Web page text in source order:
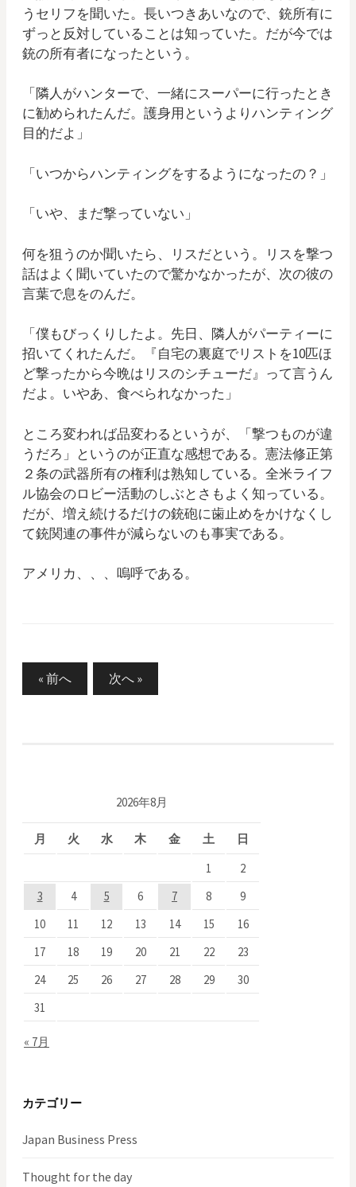
うセリフを聞いた。長いつきあいなので、銃所有に
ずっと反対していることは知っていた。だが今では
銃の所有者になったという。
「隣人がハンターで、一緒にスーパーに行ったとき
に勧められたんだ。護身用というよりハンティング
目的だよ」
「いつからハンティングをするようになったの？」
「いや、まだ撃っていない」
何を狙うのか聞いたら、リスだという。リスを撃つ
話はよく聞いていたので驚かなかったが、次の彼の
言葉で息をのんだ。
「僕もびっくりしたよ。先日、隣人がパーティーに
招いてくれたんだ。『自宅の裏庭でリストを10匹ほ
ど撃ったから今晩はリスのシチューだ』って言うん
だよ。いやあ、食べられなかった」
ところ変われば品変わるというが、「撃つものが違
うだろ」というのが正直な感想である。憲法修正第
２条の武器所有の権利は熟知している。全米ライフ
ル協会のロビー活動のしぶとさもよく知っている。
だが、増え続けるだけの銃砲に歯止めをかけなくし
て銃関連の事件が減らないのも事実である。
アメリカ、、、嗚呼である。
ゲ
ー
シ
ョ
ン
« 前へ 次へ »
2026年8月
月 火 水 木 金 土 日
« 7月
1
2
3
4 5 6 7 8
9
10
11 12 13 14 15
16
17
18 19 20 21 22
23
24
25 26 27 28 29
30
31
カテゴリー
Japan Business Press
Thought for the day